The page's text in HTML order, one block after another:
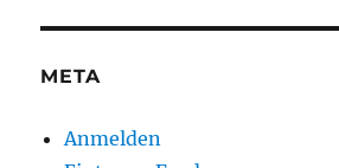
META
Anmelden